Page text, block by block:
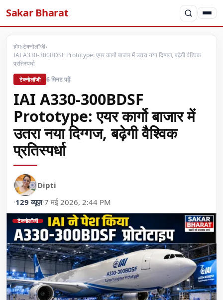
Sakar Bharat
होम›टेक्नोलॉजी›
IAI A330-300BDSF Prototype: एयर कार्गो बाजार में उतरा नया दिग्गज, बढ़ेगी वैश्विक
प्रतिस्पर्धा
टेक्नोलॉजी 6 मिनट पढ़ें
IAI A330-300BDSF
Prototype: एयर कार्गो बाजार में
उतरा नया दिग्गज, बढ़ेगी वैश्विक
प्रतिस्पर्धा
Dipti
·129 व्यूज़·7 मई 2026, 2:44 PM
टेक्नोलॉजी